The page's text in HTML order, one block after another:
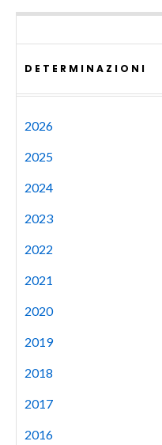
DETERMINAZIONI
2026
2025
2024
2023
2022
2021
2020
2019
2018
2017
2016